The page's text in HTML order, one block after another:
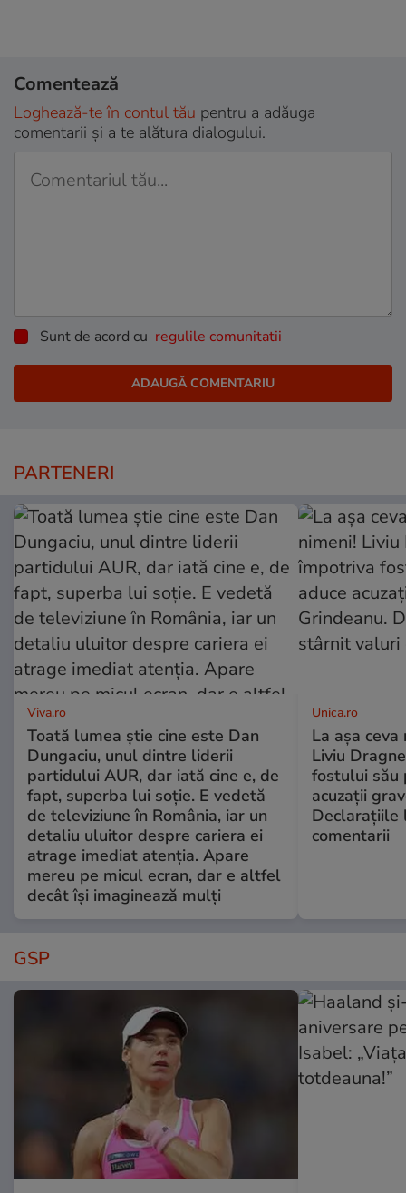
Comentează
Loghează-te în contul tău pentru a adăuga
comentarii și a te alătura dialogului.
Sunt de acord cu regulile comunitatii
PARTENERI
Viva.ro
Toată lumea știe cine este Dan
Dungaciu, unul dintre liderii
partidului AUR, dar iată cine e, de
fapt, superba lui soție. E vedetă
de televiziune în România, iar un
detaliu uluitor despre cariera ei
atrage imediat atenția. Apare
mereu pe micul ecran, dar e altfel
decât își imaginează mulți
Unica.ro
La așa
Liviu
fostului său
acuzații
Declarațiile
comentarii
GSP